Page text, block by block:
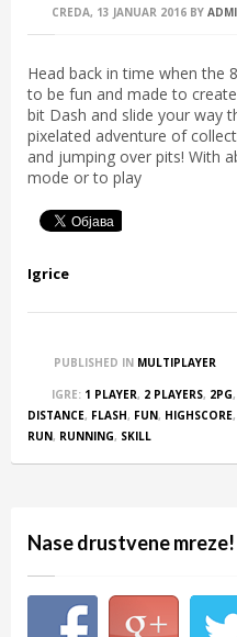
CREDA, 13 JANUAR 2016 BY
Head back in time when the
to be fun and made to
bit Dash and slide your way
pixelated adventure of
and jumping over pits! With
mode or to play
Igrice
PUBLISHED IN MULTIPLAYER
IGRE: 1 PLAYER, 2 PLAYERS, 2PG,
DISTANCE, FLASH, FUN, HIGHSCORE,
RUN, RUNNING, SKILL
Nase drustvene mreze!